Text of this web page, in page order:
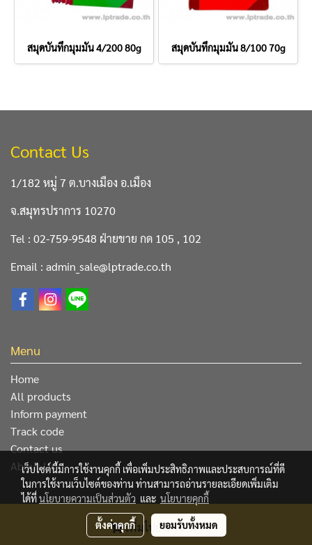
เพิ่มไปยังตระกร้า
สมุดบันทึกมุมมัน 4/200 80g สมุดบันทึกมุมมัน 8/100 70g
Contact Us
1/182 หมู่ 7 ต.บางเมือง อ.เมือง
จ.สมุทรปราการ 10270
Tel : 02-759-9548 ฝ่ายขาย กด 105 , 102
Email : admin_sale@lptrade.co.th
Menu
Home
All products
Inform payment
Track code
Contact us
About Us
@ Copyright 2019 All Rights Reserved. L&P Trading Center
Co.,Ltd.
เว็บไซต์นี้มีการใช้งานคุกกี้ เพื่อเพิ่มประสิทธิภาพและประสบการณ์ที่ดี
ในการใช้งานเว็บไซต์ของท่าน ท่านสามารถอ่านรายละเอียดเพิ่มเติม
ได้ที่นโยบายความเป็นส่วนตัว และ นโยบายคุกกี้
ตั้งค่าคุกกี้ ยอมรับทั้งหมด